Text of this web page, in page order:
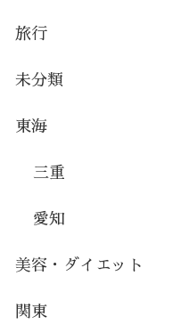
旅行
未分類
東海
三重
愛知
美容・ダイエット
関東